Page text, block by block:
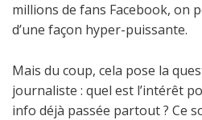
millions de fans Facebook, on
d’une façon hyper-puissante.
Mais du coup, cela pose la
journaliste : quel est l’intérêt
info déjà passée partout ? Ce